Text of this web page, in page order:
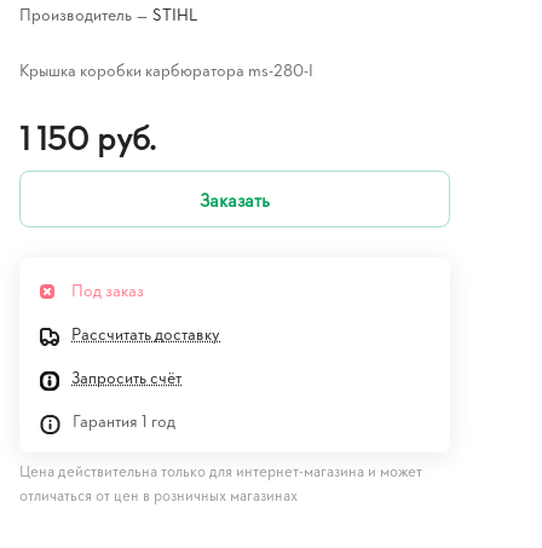
Производитель — STIHL
Крышка коробки карбюратора ms-280-I
1 150 руб.
Заказать
Под заказ
Рассчитать доставку
Запросить счёт
Гарантия 1 год
Цена действительна только для интернет-магазина и может
отличаться от цен в розничных магазинах